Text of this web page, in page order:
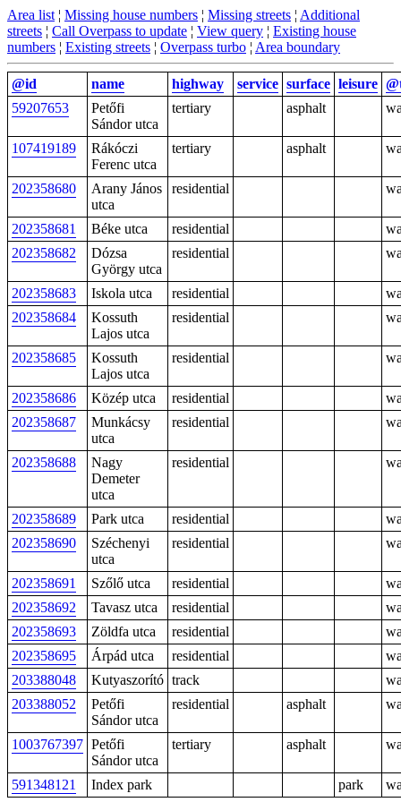
Area list ¦ Missing house numbers ¦ Missing streets ¦ Additional
streets ¦ Call Overpass to update ¦ View query ¦ Existing house
numbers ¦ Existing streets ¦ Overpass turbo ¦ Area boundary
@id name highway service surface leisure
59207653
Petőfi
Sándor utca
tertiary asphalt
107419189
Rákóczi
Ferenc utca
tertiary asphalt
202358680
Arany János
utca
residential
202358681 Béke utca residential
202358682
Dózsa
György utca
residential
202358683 Iskola utca residential
202358684
Kossuth
Lajos utca
residential
202358685
Kossuth
Lajos utca
residential
202358686 Közép utca residential
202358687
Munkácsy
utca
residential
202358688
Nagy
Demeter
utca
residential
202358689 Park utca residential
202358690
Széchenyi
utca
residential
202358691 Szőlő utca residential
202358692
Tavasz utca residential
202358693
Zöldfa utca residential
202358695
Árpád utca residential
203388048
Kutyaszorító track
203388052
Petőfi
Sándor utca
residential asphalt
1003767397 Petőfi
Sándor utca
tertiary asphalt
591348121 Index park park